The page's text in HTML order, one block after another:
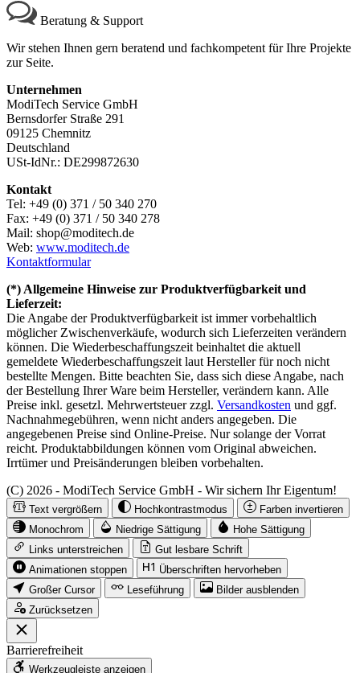
Beratung & Support
Wir stehen Ihnen gern beratend und fachkompetent für Ihre Projekte
zur Seite.
Unternehmen
ModiTech Service GmbH
Bernsdorfer Straße 291
09125 Chemnitz
Deutschland
USt-IdNr.: DE299872630
Kontakt
Tel: +49 (0) 371 / 50 340 270
Fax: +49 (0) 371 / 50 340 278
Mail: shop@moditech.de
Web: www.moditech.de
Kontaktformular
(*) Allgemeine Hinweise zur Produktverfügbarkeit und
Lieferzeit:
Die Angabe der Produktverfügbarkeit ist immer vorbehaltlich
möglicher Zwischenverkäufe, wodurch sich Lieferzeiten verändern
können. Die Wiederbeschaffungszeit beinhaltet die aktuell
gemeldete Wiederbeschaffungszeit laut Hersteller für noch nicht
bestellte Mengen. Bitte beachten Sie, dass sich diese Angabe, nach
der Bestellung Ihrer Ware beim Hersteller, verändern kann. Alle
Preise inkl. gesetzl. Mehrwertsteuer zzgl. Versandkosten und ggf.
Nachnahmegebühren, wenn nicht anders angegeben. Die
angegebenen Preise sind Online-Preise. Nur solange der Vorrat
reicht. Produktabbildungen können vom Original abweichen.
Irrtümer und Preisänderungen bleiben vorbehalten.
(C) 2026 - ModiTech Service GmbH - Wir sichern Ihr Eigentum!
Text vergrößern Hochkontrastmodus
Farben invertieren
Monochrom
Niedrige Sättigung
Hohe Sättigung
Links unterstreichen
Gut lesbare Schrift
Animationen stoppen
Überschriften hervorheben
Großer Cursor
Leseführung
Bilder ausblenden
Zurücksetzen
Barrierefreiheit
Werkzeugleiste anzeigen